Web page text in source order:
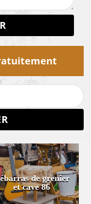
de grenier
et cave 86